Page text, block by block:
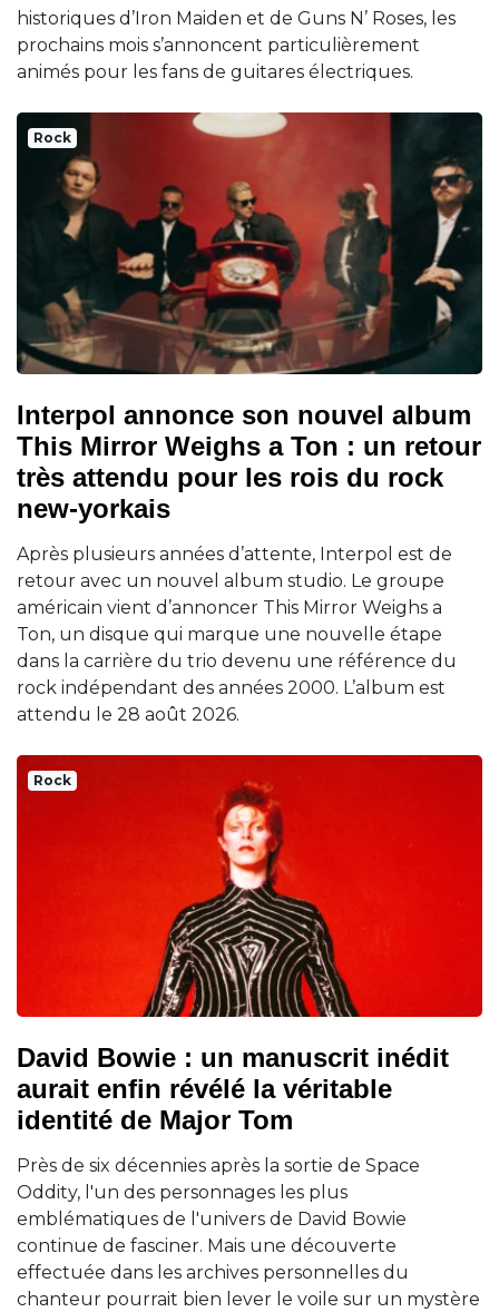
historiques d’Iron Maiden et de Guns N’ Roses, les
prochains mois s’annoncent particulièrement
animés pour les fans de guitares électriques.
Rock
Interpol annonce son nouvel album
This Mirror Weighs a Ton : un retour
très attendu pour les rois du rock
new-yorkais
Après plusieurs années d’attente, Interpol est de
retour avec un nouvel album studio. Le groupe
américain vient d’annoncer This Mirror Weighs a
Ton, un disque qui marque une nouvelle étape
dans la carrière du trio devenu une référence du
rock indépendant des années 2000. L’album est
attendu le 28 août 2026.
Rock
David Bowie : un manuscrit inédit
aurait enfin révélé la véritable
identité de Major Tom
Près de six décennies après la sortie de Space
Oddity, l'un des personnages les plus
emblématiques de l'univers de David Bowie
continue de fasciner. Mais une découverte
effectuée dans les archives personnelles du
chanteur pourrait bien lever le voile sur un mystère